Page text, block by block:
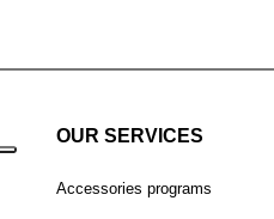
OUR SERVICES
Accessories programs